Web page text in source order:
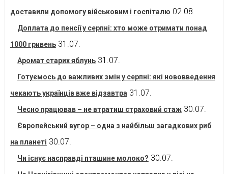
доставили допомогу військовим і госпіталю 02.08.
Доплата до пенсії у серпні: хто може отримати понад
1000 гривень 31.07.
Аромат старих яблунь 31.07.
Готуємось до важливих змін у серпні: які нововведення
чекають українців вже відзавтра 31.07.
Чесно працював – не втратиш страховий стаж 30.07.
Європейський вугор – одна з найбільш загадкових риб
на планеті 30.07.
Чи існує насправді пташине молоко? 30.07.